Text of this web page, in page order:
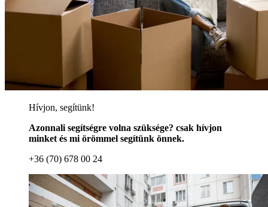
Hívjon, segítünk!
Azonnali segítségre volna szüksége? csak hívjon
minket és mi örömmel segítünk önnek.
+36 (70) 678 00 24